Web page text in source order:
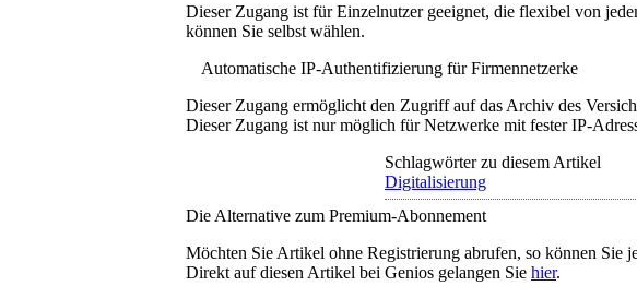
Dieser Zugang ist für Einzelnutzer geeignet, die flexibel von
können Sie selbst wählen.
Automatische IP-Authentifizierung für Firmennetzerke
Dieser Zugang ermöglicht den Zugriff auf das Archiv des
Dieser Zugang ist nur möglich für Netzwerke mit fester IP-
Schlagwörter zu diesem Artikel
Digitalisierung
Die Alternative zum Premium-Abonnement
Möchten Sie Artikel ohne Registrierung abrufen, so können Sie
Direkt auf diesen Artikel bei Genios gelangen Sie hier.